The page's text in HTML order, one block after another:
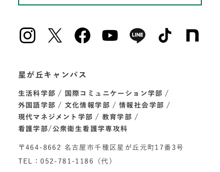
星が丘キャンパス
生活科学部
国際コミュニケーション学部
外国語学部
文化情報学部
情報社会学部
現代マネジメント学部
教育学部
看護学部/公衆衛生看護学専攻科
〒464-8662 名古屋市千種区星が丘元町17番3号
TEL：052-781-1186（代）